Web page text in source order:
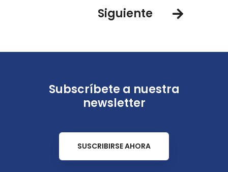
Siguiente
Subscríbete a nuestra
newsletter
SUSCRIBIRSE AHORA